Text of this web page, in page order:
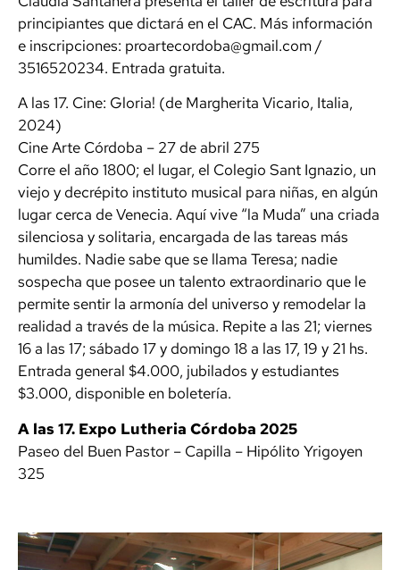
principiantes que dictará en el CAC. Más información
e inscripciones: proartecordoba@gmail.com /
3516520234. Entrada gratuita.
A las 17. Cine: Gloria! (de Margherita Vicario, Italia,
2024)
Cine Arte Córdoba – 27 de abril 275
Corre el año 1800; el lugar, el Colegio Sant Ignazio, un
viejo y decrépito instituto musical para niñas, en algún
lugar cerca de Venecia. Aquí vive “la Muda” una criada
silenciosa y solitaria, encargada de las tareas más
humildes. Nadie sabe que se llama Teresa; nadie
sospecha que posee un talento extraordinario que le
permite sentir la armonía del universo y remodelar la
realidad a través de la música. Repite a las 21; viernes
16 a las 17; sábado 17 y domingo 18 a las 17, 19 y 21 hs.
Entrada general $4.000, jubilados y estudiantes
$3.000, disponible en boletería.
A las 17. Expo Lutheria Córdoba 2025
Paseo del Buen Pastor – Capilla – Hipólito Yrigoyen
325